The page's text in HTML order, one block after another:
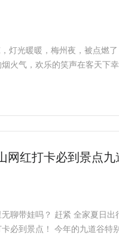
灯光暖暖，梅州夜，被点燃
烟火气，欢乐的笑声在客天下
网红打卡必到景点
聊带娃吗？ 赶紧 全家夏日
必到景点！ 今年的九道谷特